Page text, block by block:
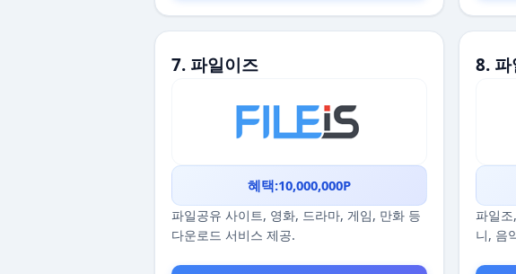
7. 파일이즈
혜택:10,000,000P
파일공유 사이트, 영화, 드라마, 게임, 만화 등
다운로드 서비스 제공.
8.
파일
니, 음